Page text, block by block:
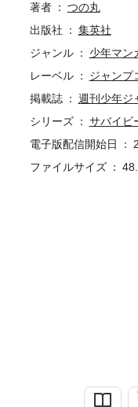
著者
つの丸
出版社
集英社
ジャンル
少年マン
レーベル
ジャンプ
掲載誌
週刊少年ジ
シリーズ
サバイビ
電子版配信開始日
ファイルサイズ